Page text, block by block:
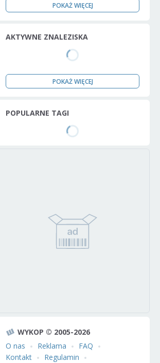
POKAŻ WIĘCEJ
AKTYWNE ZNALEZISKA
POKAŻ WIĘCEJ
POPULARNE TAGI
WYKOP © 2005-2026
O nas
Reklama
FAQ
Kontakt
Regulamin